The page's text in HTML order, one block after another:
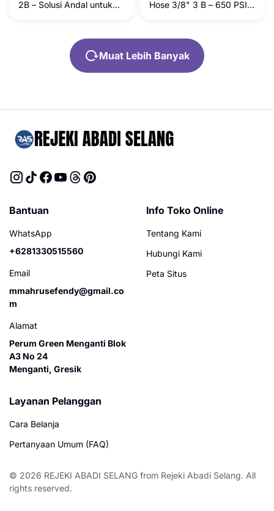
## Pilihan Judul Produk
Rekomendasi Utama (SEO
Terbaik): Selang Angin
Kompresor Bridgestone
2B – Solusi Andal untuk
Hose 3/8" 3 B – 650 PSI :
Muat Lebih Banyak
Bantuan
WhatsApp
+6281330515560
Email
mmahrusefendy@gmail.co
m
Alamat
Perum Green Menganti Blok
A3 No 24
Menganti, Gresik
Info Toko Online
Tentang Kami
Hubungi Kami
Peta Situs
Layanan Pelanggan
Cara Belanja
Pertanyaan Umum (FAQ)
© 2026 REJEKI ABADI SELANG from Rejeki Abadi Selang. All
rights reserved.